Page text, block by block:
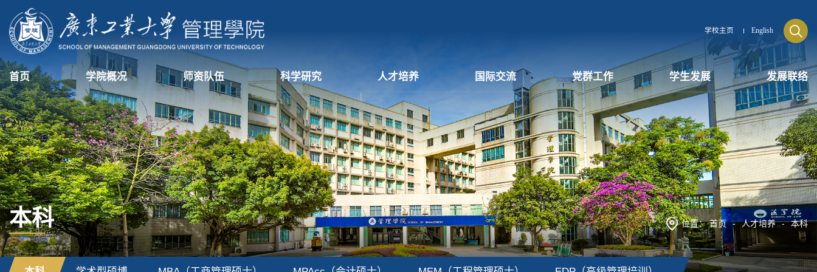
学校主页 English
首页 学院概况 师资队伍 科学研究 人才培养 国际交流 党群工作 学生发展 发展联络
本科 位置：首页 - 人才培养 - 本科